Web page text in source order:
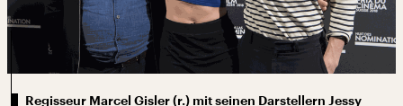
Regisseur Marcel Gisler (r.) mit seinen Darstellern Jessy